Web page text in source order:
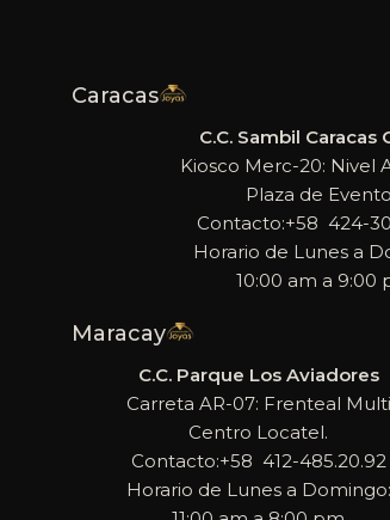
Caracas
C.C. Sambil Caracas
Kiosco Merc-20: Nivel
Plaza de
Contacto:+58 424-
Horario de Lunes a
10:00 am a 9:00
Maracay
C.C. Parque Los Aviadores
Carreta AR-07: Frenteal Multi
Centro Locatel.
Contacto:+58 412-485.20.92
Horario de Lunes a Domingo: